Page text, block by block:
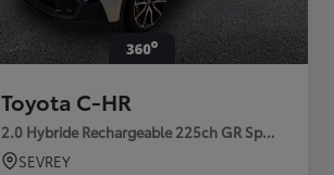
Toyota C-HR
2.0 Hybride Rechargeable 225ch GR Sport
SEVREY